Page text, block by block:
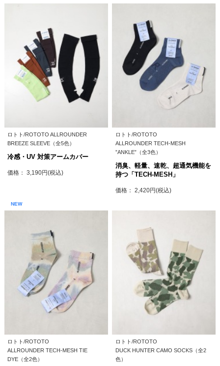
ロトト/ROTOTO ALLROUNDER
BREEZE SLEEVE（全5色）
冷感・UV 対策アームカバー
価格： 3,190円(税込)
ロトト/ROTOTO
ALLROUNDER TECH-MESH
”ANKLE”（全3色）
消臭、軽量、速乾、超通気機能を
持つ「TECH-MESH」
価格： 2,420円(税込)
NEW
ロトト/ROTOTO
ALLROUNDER TECH-MESH TIE
DYE（全2色）
ロトト/ROTOTO
DUCK HUNTER CAMO SOCKS（全2
色）